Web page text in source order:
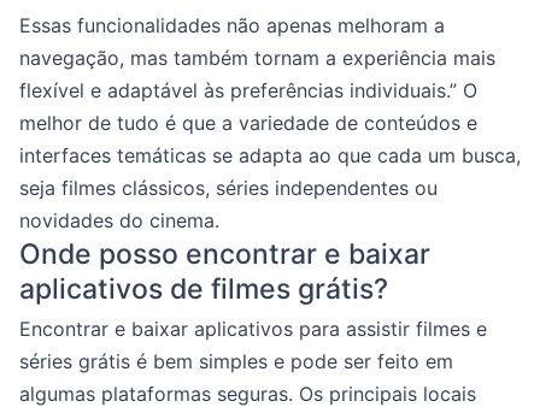
Essas funcionalidades não apenas melhoram a
navegação, mas também tornam a experiência mais
flexível e adaptável às preferências individuais.” O
melhor de tudo é que a variedade de conteúdos e
interfaces temáticas se adapta ao que cada um busca,
seja filmes clássicos, séries independentes ou
novidades do cinema.
Onde posso encontrar e baixar
aplicativos de filmes grátis?
Encontrar e baixar aplicativos para assistir filmes e
séries grátis é bem simples e pode ser feito em
algumas plataformas seguras. Os principais locais